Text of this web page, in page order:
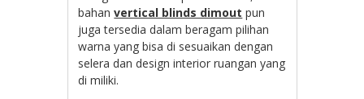
bahanvertical blinds dimout pun
juga tersedia dalam beragam pilihan
warna yang bisa di sesuaikan dengan
selera dan design interior ruangan yang
di miliki.